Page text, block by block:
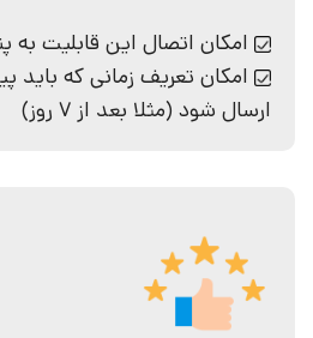
امکان اتصال این قابلیت به
امکان تعریف زمانی که باید
ارسال شود (مثلا بعد از 7 روز)